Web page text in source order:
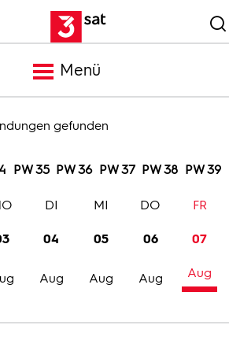
Menü
Meldungen
Programm
Trailer
Bilder
gefunden
PW 35 PW 36 PW 37 PW 38 PW 39
04
Aug
DI
05
Aug
MI
06
Aug
DO
07
Aug
FR